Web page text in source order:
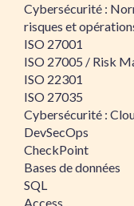
Cybersécurité :
risques et
ISO 27001
ISO 27005 / Risk
ISO 22301
ISO 27035
Cybersécurité :
DevSecOps
CheckPoint
Bases de données
SQL
Access